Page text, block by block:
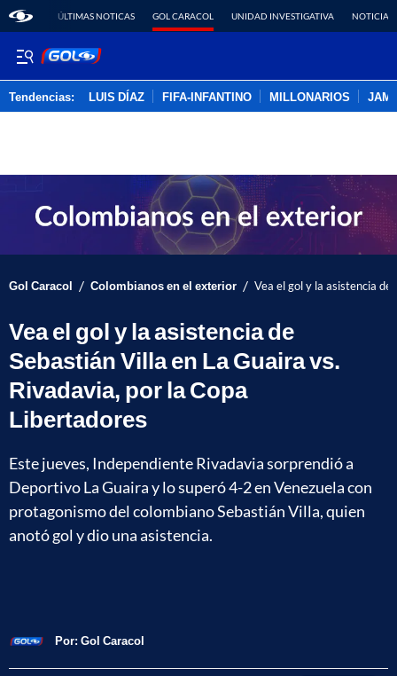
ÚLTIMAS NOTICAS GOL CARACOL UNIDAD INVESTIGATIVA NOTICIAS
Tendencias: LUIS DÍAZ FIFA-INFANTINO MILLONARIOS
Gol Caracol / Colombianos en el exterior / Vea el gol y la asistencia
Vea el gol y la asistencia de
Sebastián Villa en La Guaira vs.
Rivadavia, por la Copa
Libertadores
Este jueves, Independiente Rivadavia sorprendió a
Deportivo La Guaira y lo superó 4-2 en Venezuela con
protagonismo del colombiano Sebastián Villa, quien
anotó gol y dio una asistencia.
Por: Gol Caracol